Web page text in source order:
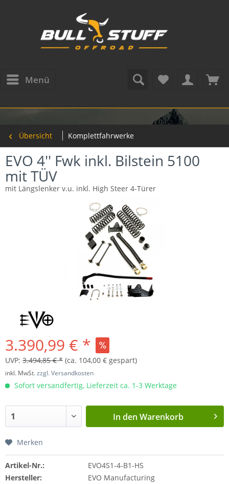
Menü
Übersicht Komplettfahrwerke
EVO 4'' Fwk inkl. Bilstein 5100
mit TÜV
mit Längslenker v.u. inkl. High Steer 4-Türer
3.390,99 € *
UVP: 3.494,85 € * (ca. 104,00 € gespart)
inkl. MwSt.zzgl. Versandkosten
Sofort versandfertig, Lieferzeit ca. 1-3 Werktage
In den Warenkorb
Merken
Artikel-Nr.:
EVO4S1-4-B1-HS
Hersteller:
EVO Manufacturing